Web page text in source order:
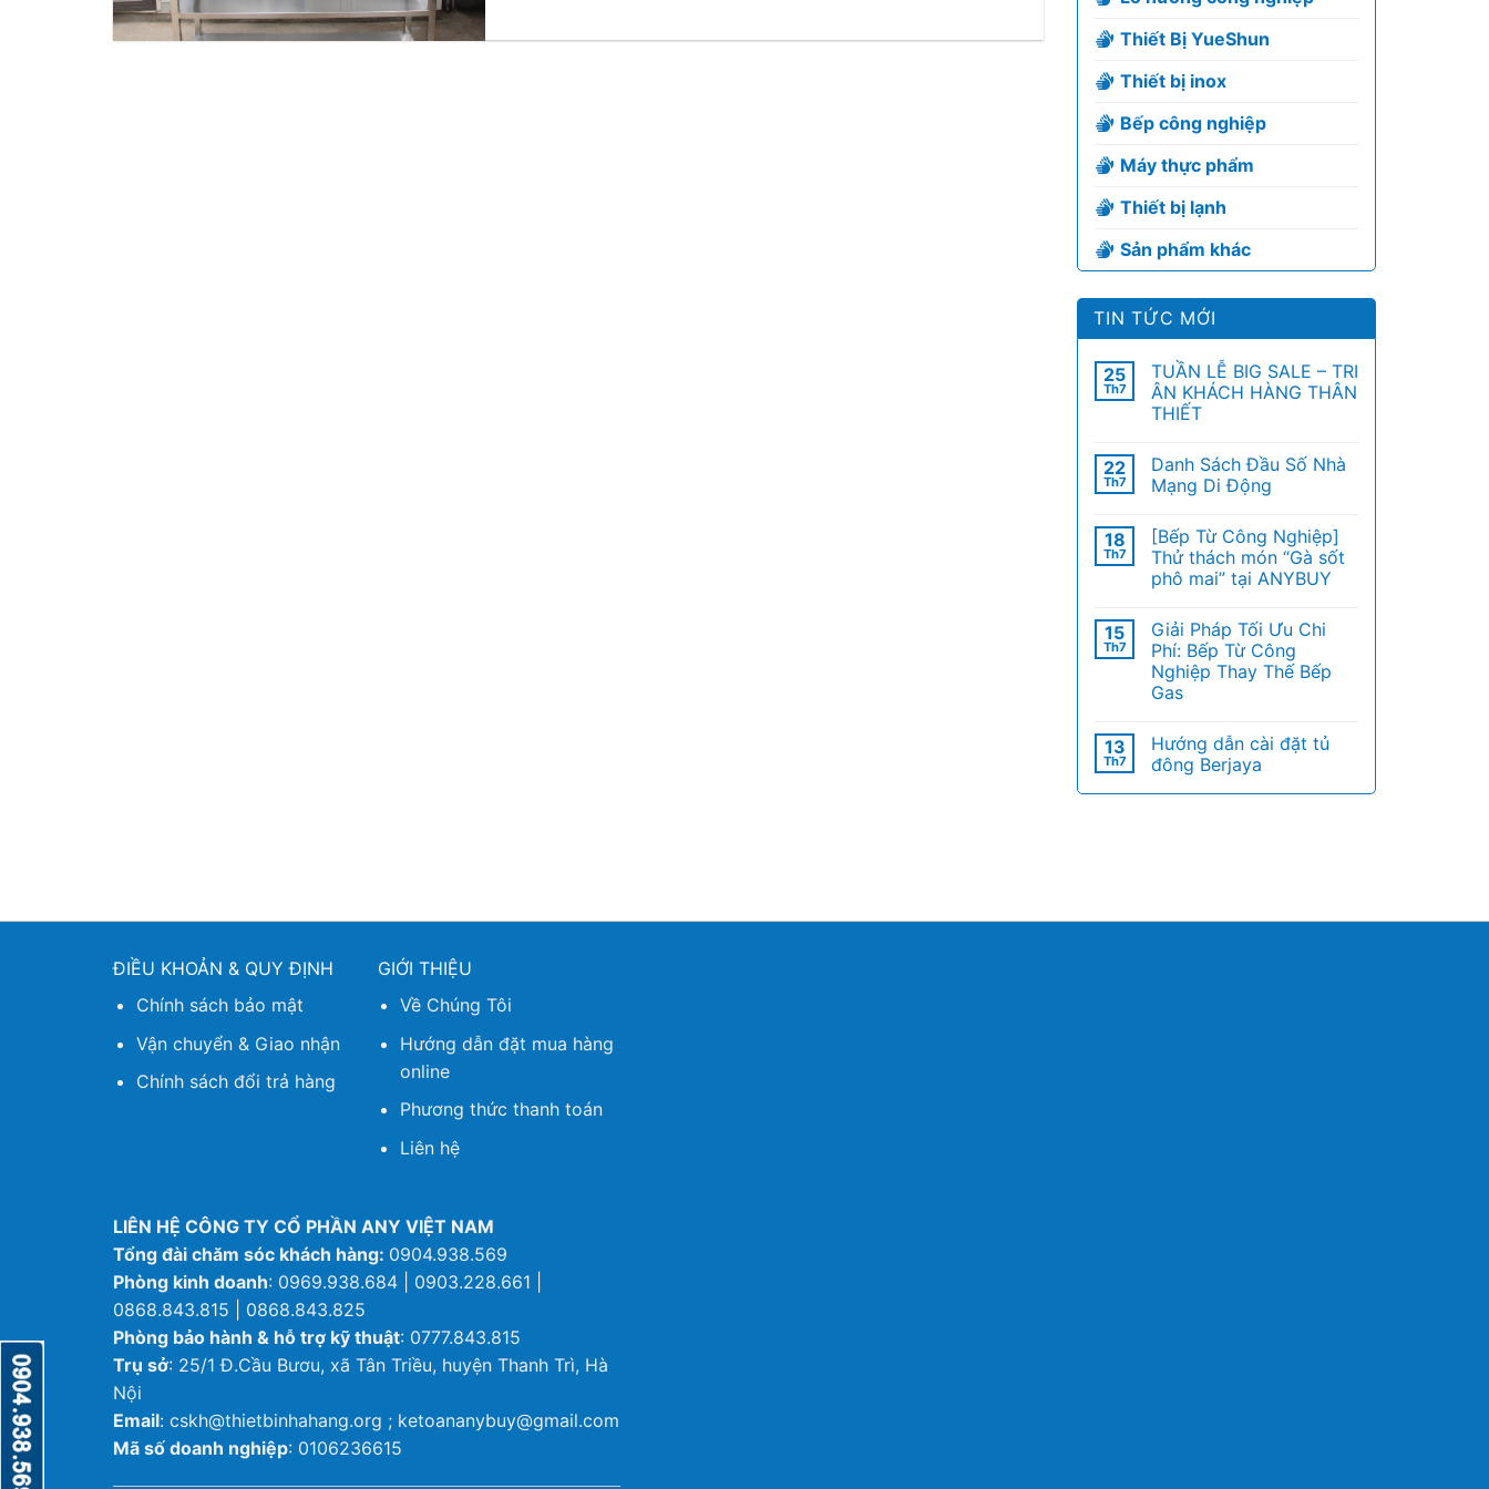
Thiết Bị YueShun
Thiết bị inox
Bếp công nghiệp
Máy thực phẩm
Thiết bị lạnh
Sản phẩm khác
TIN TỨC MỚI
25
Th7
TUẦN LỄ BIG SALE – TRI
ÂN KHÁCH HÀNG THÂN
THIẾT
22
Th7
Danh Sách Đầu Số Nhà
Mạng Di Động
18
Th7
[Bếp Từ Công Nghiệp]
Thử thách món “Gà sốt
phô mai” tại ANYBUY
15
Th7
Giải Pháp Tối Ưu Chi
Phí: Bếp Từ Công
Nghiệp Thay Thế Bếp
Gas
13
Th7
Hướng dẫn cài đặt tủ
đông Berjaya
ĐIỀU KHOẢN & QUY ĐỊNH
Chính sách bảo mật
Vận chuyển & Giao nhận
Chính sách đổi trả hàng
GIỚI THIỆU
Về Chúng Tôi
Hướng dẫn đặt mua hàng
online
Phương thức thanh toán
Liên hệ
LIÊN HỆ CÔNG TY CỔ PHẦN ANY VIỆT NAM
Tổng đài chăm sóc khách hàng: 0904.938.569
Phòng kinh doanh: 0969.938.684 | 0903.228.661 |
0868.843.815 | 0868.843.825
Phòng bảo hành & hỗ trợ kỹ thuật: 0777.843.815
Trụ sở: 25/1 Đ.Cầu Bươu, xã Tân Triều, huyện Thanh Trì, Hà
Nội
Email: cskh@thietbinhahang.org ; ketoananybuy@gmail.com
Mã số doanh nghiệp: 0106236615